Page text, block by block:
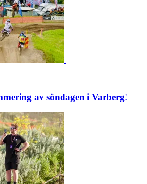
av söndagen i Varberg!